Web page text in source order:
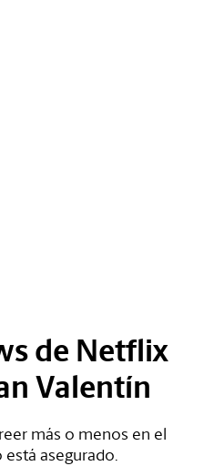
de Netflix
Valentín
más o menos en el
asegurado.